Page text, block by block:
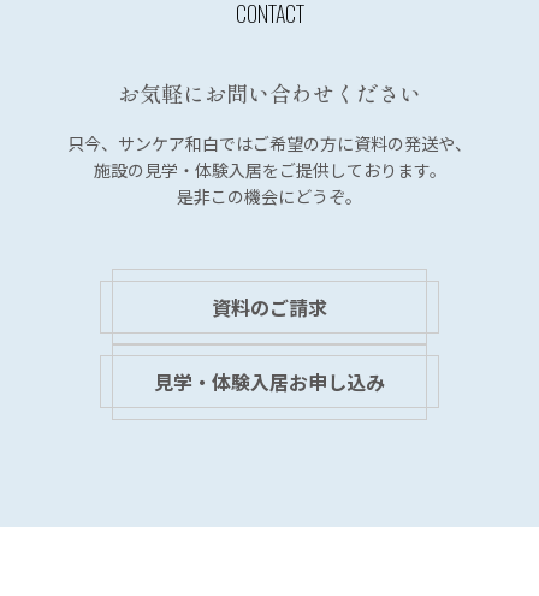
お気軽にお問い合わせください
只今、サンケア和白ではご希望の方に資料の発送や、
施設の見学・体験入居をご提供しております。
是非この機会にどうぞ。
資料のご請求
見学・体験入居お申し込み